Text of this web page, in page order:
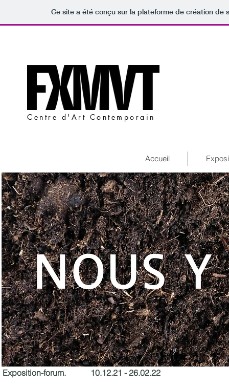
Ce site a été conçu sur la plateforme de création de
Centre d'Art Contemporain
Accueil
Exposition-forum. 10.12.21 - 26.02.22